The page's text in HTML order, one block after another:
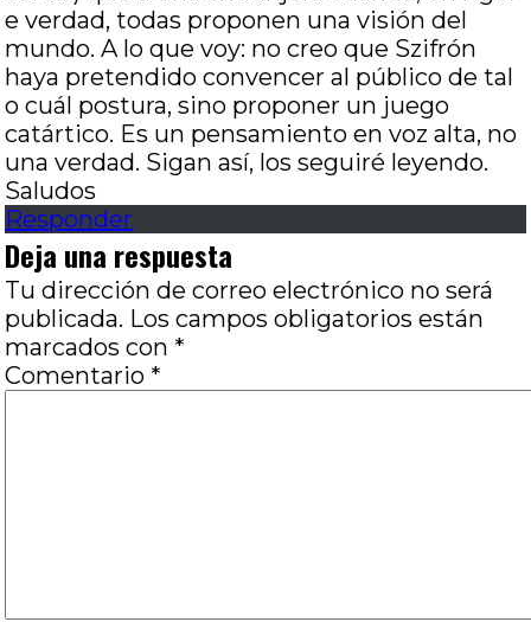
e verdad, todas proponen una visión del
mundo. A lo que voy: no creo que Szifrón
haya pretendido convencer al público de tal
o cuál postura, sino proponer un juego
catártico. Es un pensamiento en voz alta, no
una verdad. Sigan así, los seguiré leyendo.
Saludos
Responder
Deja una respuesta
Tu dirección de correo electrónico no será
publicada. Los campos obligatorios están
marcados con *
Comentario *